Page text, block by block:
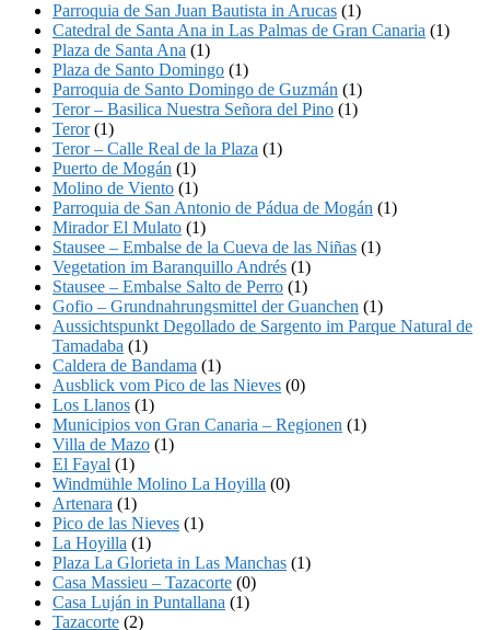
Parroquia de San Juan Bautista in Arucas (1)
Catedral de Santa Ana in Las Palmas de Gran Canaria (1)
Plaza de Santa Ana (1)
Plaza de Santo Domingo (1)
Parroquia de Santo Domingo de Guzmán (1)
Teror – Basilica Nuestra Señora del Pino (1)
Teror(1)
Teror – Calle Real de la Plaza (1)
Puerto de Mogán (1)
Molino de Viento (1)
Parroquia de San Antonio de Pádua de Mogán (1)
Mirador El Mulato (1)
Stausee – Embalse de la Cueva de las Niñas (1)
Vegetation im Baranquillo Andrés (1)
Stausee – Embalse Salto de Perro (1)
Gofio – Grundnahrungsmittel der Guanchen (1)
Aussichtspunkt Degollado de Sargento im Parque Natural de
Tamadaba (1)
Caldera de Bandama (1)
Ausblick vom Pico de las Nieves (0)
Los Llanos (1)
Municipios von Gran Canaria – Regionen (1)
Villa de Mazo (1)
El Fayal (1)
Windmühle Molino La Hoyilla (0)
Artenara (1)
Pico de las Nieves (1)
La Hoyilla (1)
Plaza La Glorieta in Las Manchas (1)
Casa Massieu – Tazacorte (0)
Casa Luján in Puntallana (1)
Tazacorte (2)